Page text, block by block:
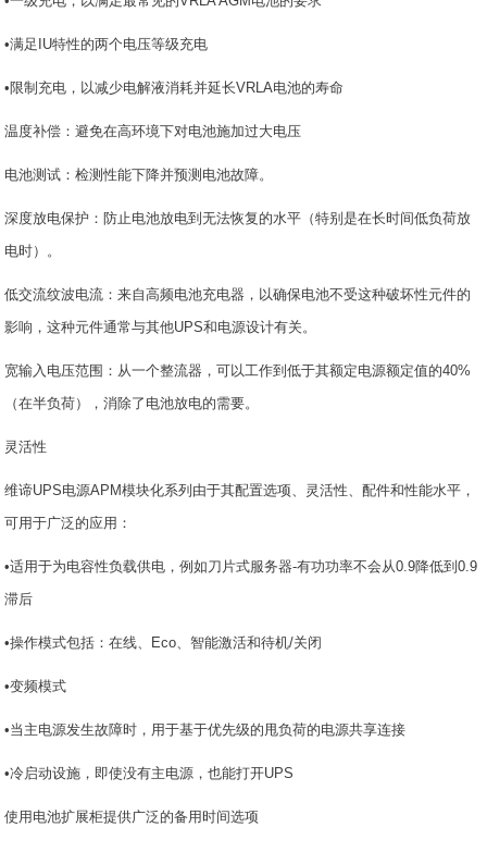
•满足IU特性的两个电压等级充电
•限制充电，以减少电解液消耗并延长VRLA电池的寿命
温度补偿：避免在高环境下对电池施加过大电压
电池测试：检测性能下降并预测电池故障。
深度放电保护：防止电池放电到无法恢复的水平（特别是在长时间低负荷放
电时）。
低交流纹波电流：来自高频电池充电器，以确保电池不受这种破坏性元件的
影响，这种元件通常与其他UPS和电源设计有关。
宽输入电压范围：从一个整流器，可以工作到低于其额定电源额定值的40%
（在半负荷），消除了电池放电的需要。
灵活性
维谛UPS电源APM模块化系列由于其配置选项、灵活性、配件和性能水平，
可用于广泛的应用：
•适用于为电容性负载供电，例如刀片式服务器-有功功率不会从0.9降低到0.9
滞后
•操作模式包括：在线、Eco、智能激活和待机/关闭
•变频模式
•当主电源发生故障时，用于基于优先级的甩负荷的电源共享连接
•冷启动设施，即使没有主电源，也能打开UPS
使用电池扩展柜提供广泛的备用时间选项